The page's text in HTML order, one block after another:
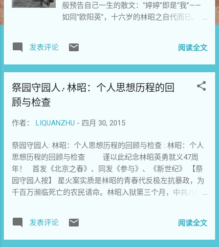
般预告自己一生的散文：“婷婷”即是“我”——
如同“欧阳英”，十六岁的林昭之自代而已。
哭”，婷婷追求与执着的是，也只能是——
“不要说哭是独自哭，而笑也是独自笑”！ 她
新朝的赫赫 暴 君，笑傲于“高高的门槛内”带
着被暮色侵蚀了美丽的“遥远的天际” …… “ ……
着，眼光掠了一下圣母像，是那么美丽，那
么端庄，浴在黄昏的微光里，更显得圣洁而
庄严，她的眼光定住在这圣母像的脸上。”
于是我们知道，十六岁的林昭已经预知了未
来“什么是我的路？”，预测到了自己孤独的最
了屠格涅夫《门槛》！ ※ 屠格涅夫《门
槛》附林昭《黄昏之泪》后 黄 昏 之 泪
发表评论 阅读全文
祭园守园人: 林昭：个人思想历程的回
顾与检查
作者： LIQUANZHU - 四月 30, 2015
祭园守园人: 林昭：个人思想历程的回顾与检查 : 林昭：个人
思想历程的回顾与检查 谨以此纪念林昭英勇就义47周
年！ 首发《北京之春》、同发《参与》、《新世纪》 【祭
园守园人按】 星火案实质是林昭的青春代反极左抗暴政，为
千百万濒临死亡的农民请命。林昭入狱第三个月，中共八届
发表评论 阅读全文